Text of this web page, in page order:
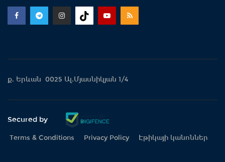
ք. Երևան 0025 Ալ.Մյասնիկյան 1/4
Secured by
Terms & Conditions Privacy Policy Էթիկայի կանոններ